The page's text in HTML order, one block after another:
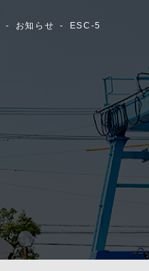
お知らせ ESC-5